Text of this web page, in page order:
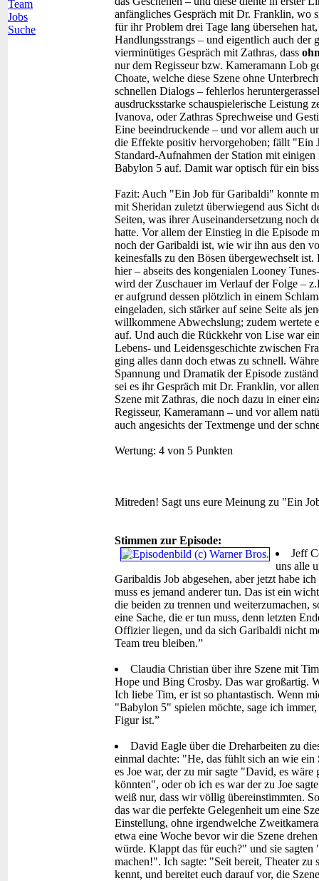
Team
Jobs
Suche
anfängliches Gespräch mit Dr. Franklin, wo
für ihr Problem drei Tage lang übersehen
Handlungsstrangs – und eigentlich auch der
vierminütiges Gespräch mit Zathras, dass
nur dem Regisseur bzw. Kameramann Lob
Choate, welche diese Szene ohne
schnellen Dialogs – fehlerlos
ausdrucksstarke schauspielerische Leistung
Ivanova, oder Zathras Sprechweise und
Eine beeindruckende – und vor allem auch
die Effekte positiv hervorgehoben; fällt "Ein
Standard-Aufnahmen der Station mit
Babylon 5 auf. Damit war optisch für ein
Fazit: Auch "Ein Job für Garibaldi" konnte
mit Sheridan zuletzt überwiegend aus Sicht
Seiten, was ihrer Auseinandersetzung noch
hatte. Vor allem der Einstieg in die Episode
noch der Garibaldi ist, wie wir ihn aus den
keinesfalls zu den Bösen übergewechselt
hier – abseits des kongenialen Looney
wird der Zuschauer im Verlauf der Folge –
er aufgrund dessen plötzlich in einem
eingeladen, sich stärker auf seine Seite als
willkommene Abwechslung; zudem wertete
auf. Und auch die Rückkehr von Lise war
Lebens- und Leidensgeschichte zwischen
ging alles dann doch etwas zu schnell.
Spannung und Dramatik der Episode
sei es ihr Gespräch mit Dr. Franklin, vor
Szene mit Zathras, die noch dazu in einer
Regisseur, Kameramann – und vor allem
auch angesichts der Textmenge und der
Wertung: 4 von 5 Punkten
Mitreden! Sagt uns eure Meinung zu "Ein
Stimmen zur Episode:
Jeff
uns alle
Garibaldis Job abgesehen, aber jetzt habe
muss es jemand anderer tun. Das ist ein
die beiden zu trennen und weiterzumachen,
eine Sache, die er tun muss, denn letzten
Offizier liegen, und da sich Garibaldi nicht
Team treu bleiben.”
Claudia Christian über ihre Szene mit
Hope und Bing Crosby. Das war großartig.
Ich liebe Tim, er ist so phantastisch. Wenn
"Babylon 5" spielen möchte, sage ich
Figur ist.”
David Eagle über die Dreharbeiten zu
einmal dachte: "He, das fühlt sich an wie
es Joe war, der zu mir sagte "David, es
könnten", oder ob ich es war der zu Joe
weiß nur, dass wir völlig übereinstimmten.
das war die perfekte Gelegenheit um eine
Einstellung, ohne irgendwelche
etwa eine Woche bevor wir die Szene
würde. Klappt das für euch?" und sie
machen!". Ich sagte: "Seit bereit, Theater
kennt, und bereitet euch darauf vor, die